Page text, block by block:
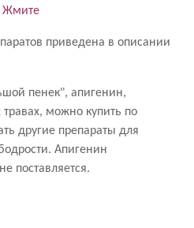
Жмите
приведена в описании
пенек", апигенин,
можно купить по
другие препараты для
Апигенин
поставляется.